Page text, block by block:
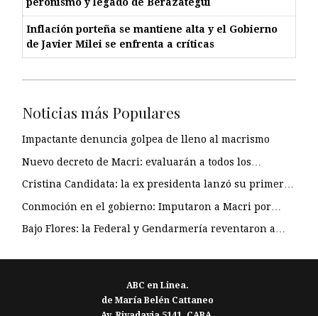
Inflación porteña se mantiene alta y el Gobierno
de Javier Milei se enfrenta a críticas
Noticias más Populares
Impactante denuncia golpea de lleno al macrismo
Nuevo decreto de Macri: evaluarán a todos los…
Cristina Candidata: la ex presidenta lanzó su primer…
Conmoción en el gobierno: Imputaron a Macri por…
Bajo Flores: la Federal y Gendarmería reventaron a…
ABC en Linea.
de María Belén Cattaneo